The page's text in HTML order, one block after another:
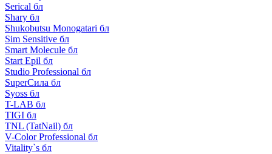
Serical бл
Shary бл
Shukobutsu Monogatari бл
Sim Sensitive бл
Smart Molecule бл
Start Epil бл
Studio Professional бл
SuperСила бл
Syoss бл
T-LAB бл
TIGI бл
TNL (TatNail) бл
V-Color Professional бл
Vitality`s бл